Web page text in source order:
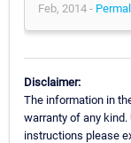
Feb, 2014 -
Disclaimer:
The information in
warranty of any kind.
instructions please